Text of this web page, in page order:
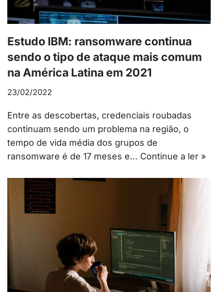
Estudo IBM: ransomware continua
sendo o tipo de ataque mais comum
na América Latina em 2021
23/02/2022
Entre as descobertas, credenciais roubadas
continuam sendo um problema na região, o
tempo de vida média dos grupos de
ransomware é de 17 meses e… Continue a ler »